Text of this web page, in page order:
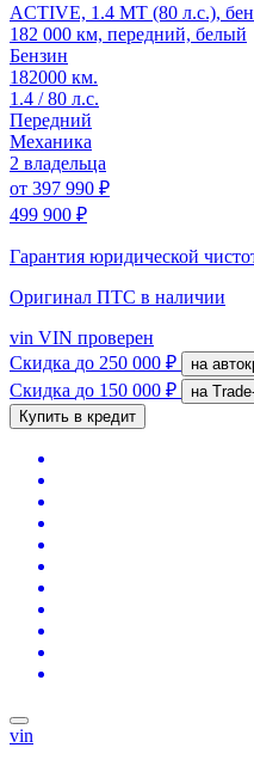
ACTIVE, 1.4 MT (80 л.с.),
182 000 км, передний, белый
Бензин
182000 км.
1.4 / 80 л.с.
Передний
Механика
2 владельца
от 397 990 ₽
499 900 ₽
Гарантия юридической
Оригинал ПТС в наличии
vin VIN проверен
Скидка до 250 000 ₽ на
Скидка до 150 000 ₽
на
Купить в кредит
vin